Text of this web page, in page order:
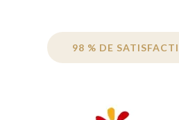
98 % DE